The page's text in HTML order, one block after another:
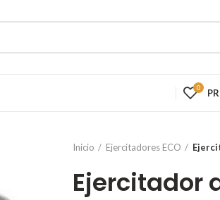
0
Inicio Ejercitadores ECO
Ejercitador